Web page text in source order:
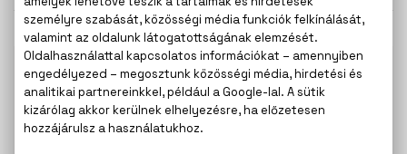
KAPCSOLÓDÓ TERMÉKEK
100% eredeti termékek,14 napos visszaküldési
garanciával
Kérdésed van, elakadtál? Hívd ügyfélszolgálatunkat:
20 267 5125